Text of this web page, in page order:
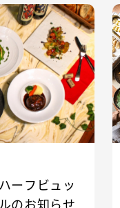
ーフビュッ
のお知らせ